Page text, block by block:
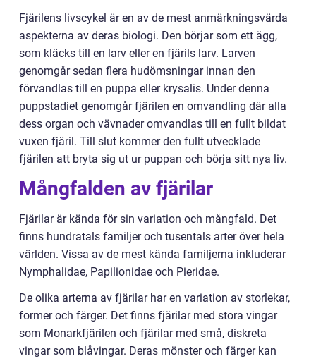
Fjärilens livscykel är en av de mest anmärkningsvärda
aspekterna av deras biologi. Den börjar som ett ägg,
som kläcks till en larv eller en fjärils larv. Larven
genomgår sedan flera hudömsningar innan den
förvandlas till en puppa eller krysalis. Under denna
puppstadiet genomgår fjärilen en omvandling där alla
dess organ och vävnader omvandlas till en fullt bildat
vuxen fjäril. Till slut kommer den fullt utvecklade
fjärilen att bryta sig ut ur puppan och börja sitt nya liv.
Mångfalden av fjärilar
Fjärilar är kända för sin variation och mångfald. Det
finns hundratals familjer och tusentals arter över hela
världen. Vissa av de mest kända familjerna inkluderar
Nymphalidae, Papilionidae och Pieridae.
De olika arterna av fjärilar har en variation av storlekar,
former och färger. Det finns fjärilar med stora vingar
som Monarkfjärilen och fjärilar med små, diskreta
vingar som blåvingar. Deras mönster och färger kan